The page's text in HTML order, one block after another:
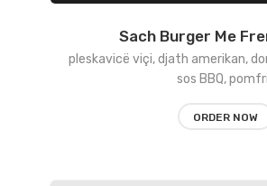
Sach Burger Me
pleskavicë viçi, djath amerikan,
sos BBQ,
ORDER NOW